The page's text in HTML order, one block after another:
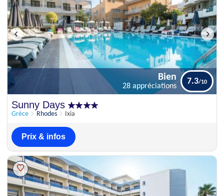
Sunny Days
Grèce Rhodes Ixia
Bien
28 appréciations
7.3
Prix & infos